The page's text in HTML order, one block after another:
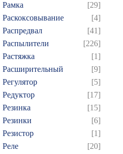
Рамка
[29]
Раскоксовывание
[4]
Распредвал
[41]
Распылители
[226]
Растяжка
[1]
Расширительный
[9]
Регулятор
[5]
Редуктор
[17]
Резинка
[15]
Резинки
[6]
Резистор
[1]
Реле
[20]